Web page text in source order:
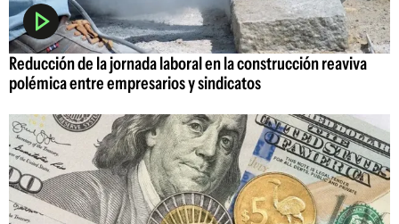
Reducción de la jornada laboral en la construcción reaviva
polémica entre empresarios y sindicatos